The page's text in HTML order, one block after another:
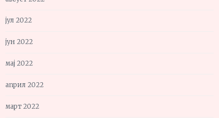
јул 2022
јун 2022
мај 2022
април 2022
март 2022